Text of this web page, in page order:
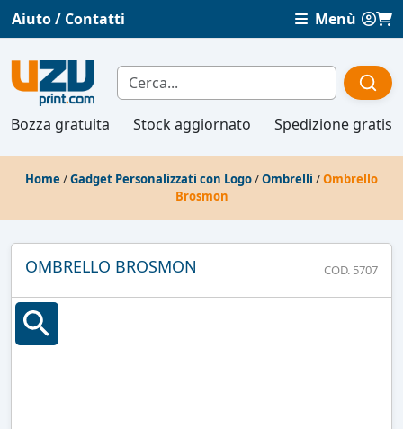
Aiuto / Contatti Menù
Bozza gratuita Stock aggiornato Spedizione gratis
Home /Gadget Personalizzati con Logo/Ombrelli /Ombrello
Brosmon
OMBRELLO BROSMON COD. 5707